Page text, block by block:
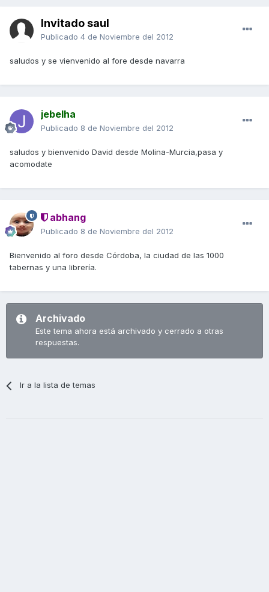
Invitado saul
Publicado 4 de Noviembre del 2012
saludos y se vienvenido al fore desde navarra
jebelha
Publicado 8 de Noviembre del 2012
saludos y bienvenido David desde Molina-Murcia,pasa y
acomodate
abhang
Publicado 8 de Noviembre del 2012
Bienvenido al foro desde Córdoba, la ciudad de las 1000
tabernas y una librería.
Archivado
Este tema ahora está archivado y cerrado a otras
respuestas.
Ir a la lista de temas